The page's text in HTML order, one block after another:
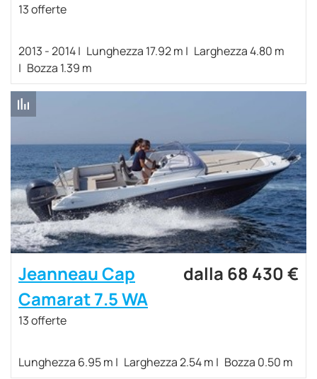
13 offerte
2013 - 2014 Lunghezza 17.92 m
Larghezza 4.80 m
Bozza 1.39 m
Jeanneau Cap
Camarat 7.5 WA
13 offerte
dalla 68 430 €
Lunghezza 6.95 m Larghezza 2.54 m Bozza 0.50 m